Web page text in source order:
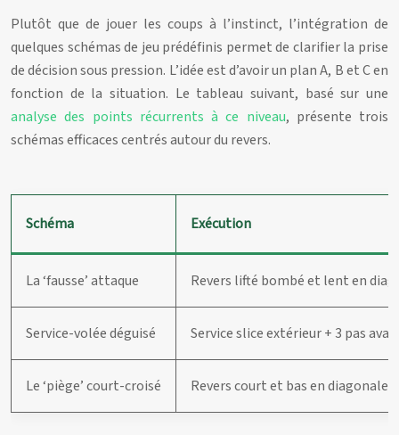
Plutôt que de jouer les coups à l’instinct, l’intégration de
quelques schémas de jeu prédéfinis permet de clarifier la prise
de décision sous pression. L’idée est d’avoir un plan A, B et C en
fonction de la situation. Le tableau suivant, basé sur une
analyse des points récurrents à ce niveau, présente trois
schémas efficaces centrés autour du revers.
Schéma Exécution
La ‘fausse’ attaque Revers lifté bombé et lent en
Service-volée déguisé Service slice extérieur + 3 pas
Le ‘piège’ court-croisé Revers court et bas en diagonale